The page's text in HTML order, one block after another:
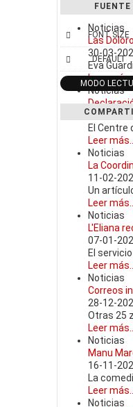
FUENTE
FONT SIZE
DEFAULT
MODO
Noticias
Las
30-03-
Eva
Leer
Noticias
15-02-
El Centre
Leer más...
Noticias
La
11-02-
Un
Leer más...
Noticias
L'Eliana
07-01-
El
Leer más...
Noticias
Correos
28-12-
Otras 25
Leer más...
Noticias
Manu
16-11-
La
Leer más...
Noticias